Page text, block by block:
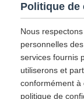
Politique
Nous
personnelles
services fournis
utiliserons et
conformément à
politique de